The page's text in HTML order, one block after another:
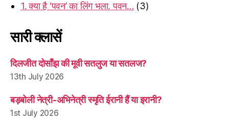
1. क्या है ‘पवन’ का लिंग भला, पवन… (3)
सारी क्लासें
दिलजीत दोसाँझ की मूवी सतलुज या सतलज?
13th July 2026
बड़बोली नेत्री-अभिनेत्री स्मृति ईरानी हैं या इरानी?
1st July 2026